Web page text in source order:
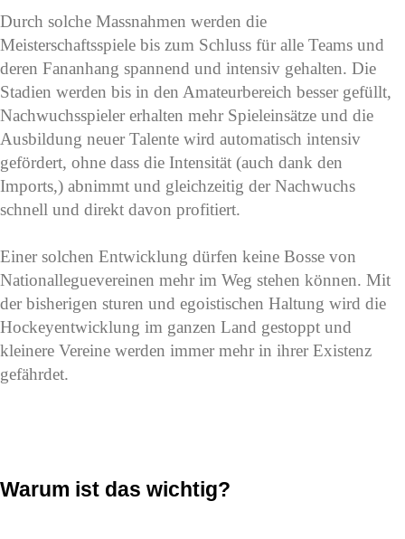
Durch solche Massnahmen werden die
Meisterschaftsspiele bis zum Schluss für alle Teams und
deren Fananhang spannend und intensiv gehalten. Die
Stadien werden bis in den Amateurbereich besser gefüllt,
Nachwuchsspieler erhalten mehr Spieleinsätze und die
Ausbildung neuer Talente wird automatisch intensiv
gefördert, ohne dass die Intensität (auch dank den
Imports,) abnimmt und gleichzeitig der Nachwuchs
schnell und direkt davon profitiert.
Einer solchen Entwicklung dürfen keine Bosse von
Nationalleguevereinen mehr im Weg stehen können. Mit
der bisherigen sturen und egoistischen Haltung wird die
Hockeyentwicklung im ganzen Land gestoppt und
kleinere Vereine werden immer mehr in ihrer Existenz
gefährdet.
Warum ist das wichtig?